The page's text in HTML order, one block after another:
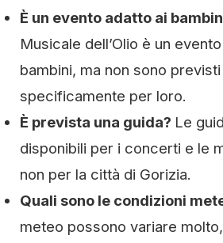
È un evento adatto ai
Musicale dell’Olio è un
bambini, ma non sono
specificamente per loro.
È prevista una guida? Le
disponibili per i concerti e le
non per la città di Gorizia.
Quali sono le condizioni
meteo possono variare